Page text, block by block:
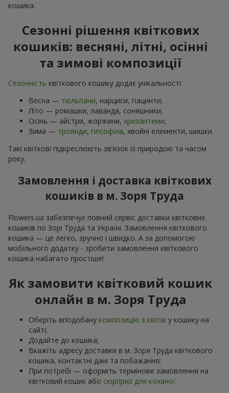
кошика.
Сезонні рішення квіткових
кошиків: весняні, літні, осінні
та зимові композиції
Сезонність квіткового кошику додає унікальності:
Весна — тюльпани, нарциси, гіацинти;
Літо — ромашки, лаванда, соняшники;
Осінь — айстри, жоржини, хризантеми;
Зима — троянди, гіпсофіла, хвойні елементи, шишки.
Такі квіткові підкреслюють зв’язок із природою та часом
року.
Замовлення і доставка квіткових
кошиків в м. Зоря Труда
Flowers.ua забезпечує повний сервіс доставки квіткових
кошиків по Зорі Труда та Україні. Замовлення квіткового
кошика — це легко, зручно і швидко. А за допомогою
мобільного додатку - зробити замовлення квіткового
кошика набагато простіше!
Як замовити квітковий кошик
онлайн в м. Зоря Труда
Оберіть вподобану композицію з квітів у кошику на
сайті;
Додайте до кошика;
Вкажіть адресу доставки в м. Зоря Труда квіткового
кошика, контактні дані та побажання;
При потребі — оформіть термінове замовлення на
квітковий кошик або сюрприз для коханої.